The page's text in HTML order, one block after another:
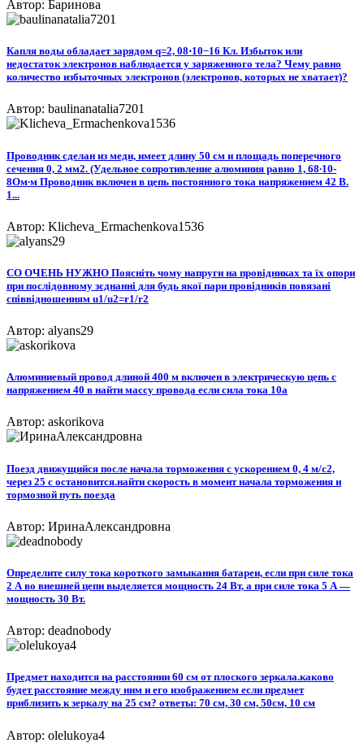
Автор: Баринова
Капля воды обладает зарядом q=2, 08⋅10−16 Кл. Избыток или
недостаток электронов наблюдается у заряженного тела? Чему равно
количество избыточных электронов (электронов, которых не хватает)?
Автор: baulinanatalia7201
Проводник сделан из меди, имеет длину 50 см и площадь поперечного
сечения 0, 2 мм2. (Удельное сопротивление алюминия равно 1, 68∙10-
8Ом∙м Проводник включен в цепь постоянного тока напряжением 42 В.
1...
Автор: Klicheva_Ermachenkova1536
СО ОЧЕНЬ НУЖНО Поясніть чому напруги на провідниках та їх опори
при послідовному зєднанні для будь якої пари провідників повязані
співвідношенням u1/u2=r1/r2
Автор: alyans29
Алюминиевый провод длиной 400 м включен в электрическую цепь с
напряжением 40 в найти массу провода если сила тока 10а
Автор: askorikova
Поезд движущийся после начала торможения с ускорением 0, 4 м/с2,
через 25 с остановится.найти скорость в момент начала торможения и
тормозной путь поезда
Автор: ИринаАлександровна
Определите силу тока короткого замыкания батареи, если при силе тока
2 А во внешней цепи выделяется мощность 24 Вт, а при силе тока 5 А —
мощность 30 Вт.​
Автор: deadnobody
Предмет находится на расстоянии 60 см от плоского зеркала.каково
будет расстояние между ним и его изображением если предмет
приблизить к зеркалу на 25 см? ответы: 70 см, 30 см, 50см, 10 см
Автор: olelukoya4